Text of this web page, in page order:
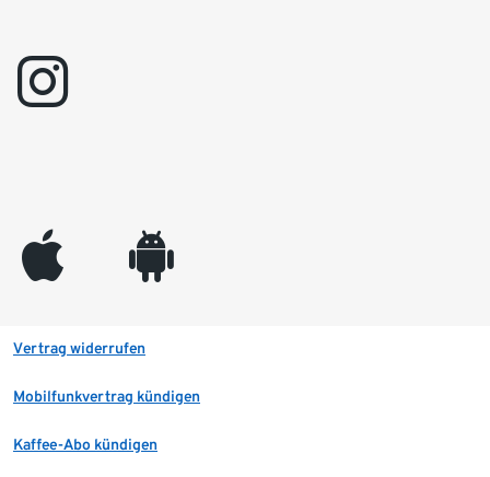
instagram
appleinc android
Vertrag widerrufen
Mobilfunkvertrag kündigen
Kaffee-Abo kündigen